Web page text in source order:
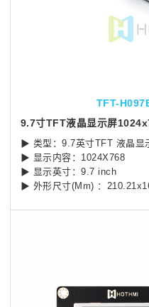
TFT-
▶ 类型：9.7英寸TFT 液晶显
▶ 显示内容：1024X768
▶ 显示英寸：9.7 inch
▶ 外形尺寸(Mm) ：